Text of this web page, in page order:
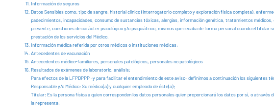
Información de seguros
Datos Sensibles como: tipo de sangre, historial clínico (interrogatorio completo y exploración física completa),
padecimientos, incapacidades, consumo de sustancias tóxicas, alergias, información genética, tratamientos médicos,
presente, cuestiones de carácter psicológico y/o psiquiátrico, mismos que recaba de forma personal cuando el titular
prestación de los servicios del Médico.
Información médica referida por otros médicos o instituciones médicas;
Antecedentes de vacunación
Antecedentes médico-familiares, personales patológicos, personales no patológicos
Resultados de exámenes de laboratorio, análisis;
Para efectos de la LFPDPPP -y para facilitar el entendimiento de este aviso- definimos a continuación los siguientes
Responsable y/o Médico: Su médico(a) y cualquier empleado de éste(a);
Titular: Es la persona física a quien corresponden los datos personales quien proporcionará los datos por sí, o através
la representa;